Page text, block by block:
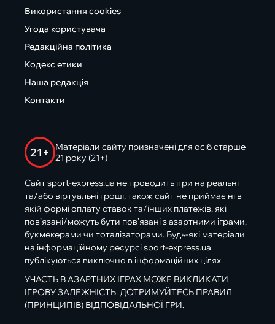
Використання cookies
Угода користувача
Редакційна політика
Кодекс етики
Наша редакція
Контакти
21+
Матеріали сайту призначені для осіб старше
21 року (21+)
Сайт sport-express.ua не проводить ігри на реальні
та/або віртуальні гроші, також сайт не приймає ні в
якій формі оплату ставок та/інших платежів, які
пов’язані/можуть бути пов’язані з азартними іграми,
букмекерами чи тоталізаторами. Будь-які матеріали
на інформаційному ресурсі sport-express.ua
публікуються виключно в інформаційних цілях.
УЧАСТЬ В АЗАРТНИХ ІГРАХ МОЖЕ ВИКЛИКАТИ
ІГРОВУ ЗАЛЕЖНІСТЬ. ДОТРИМУЙТЕСЬ ПРАВИЛ
(ПРИНЦИПІВ) ВІДПОВІДАЛЬНОЇ ГРИ.